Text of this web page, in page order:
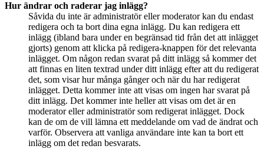
Hur ändrar och raderar jag inlägg?
Såvida du inte är administratör eller moderator kan du endast
redigera och ta bort dina egna inlägg. Du kan redigera ett
inlägg (ibland bara under en begränsad tid från det att inlägget
gjorts) genom att klicka på redigera-knappen för det relevanta
inlägget. Om någon redan svarat på ditt inlägg så kommer det
att finnas en liten textrad under ditt inlägg efter att du redigerat
det, som visar hur många gånger och när du har redigerat
inlägget. Detta kommer inte att visas om ingen har svarat på
ditt inlägg. Det kommer inte heller att visas om det är en
moderator eller administratör som redigerat inlägget. Dock
kan de om de vill lämna ett meddelande om vad de ändrat och
varför. Observera att vanliga användare inte kan ta bort ett
inlägg om det redan besvarats.